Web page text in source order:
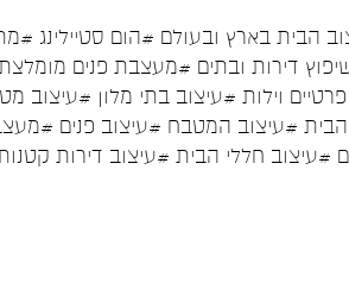
הבית בארץ ובעולם #הום סטיילינג
דירות ובתים #מעצבת פנים
וילות #עיצוב בתי מלון #עיצוב
#עיצוב המטבח #עיצוב פנים
#עיצוב חללי הבית #עיצוב דירות